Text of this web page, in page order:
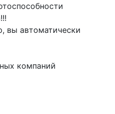
вы автоматически
компaний